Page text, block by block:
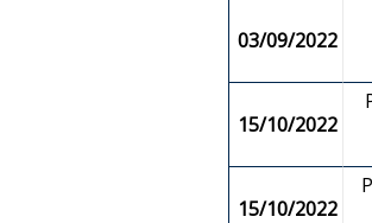
03/09/2022
15/10/2022
15/10/2022